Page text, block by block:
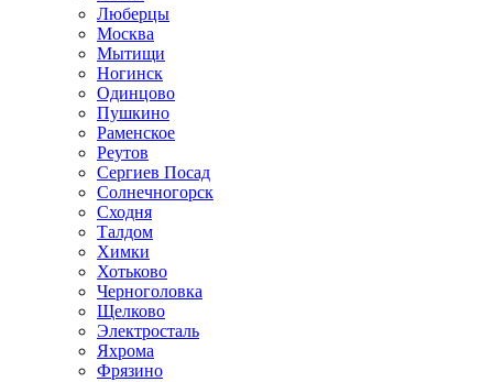
Люберцы
Москва
Мытищи
Ногинск
Одинцово
Пушкино
Раменское
Реутов
Сергиев Посад
Солнечногорск
Сходня
Талдом
Химки
Хотьково
Черноголовка
Щелково
Электросталь
Яхрома
Фрязино